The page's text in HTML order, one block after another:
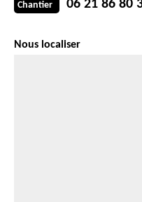
Chantier 06 21 86 80
Nous localiser